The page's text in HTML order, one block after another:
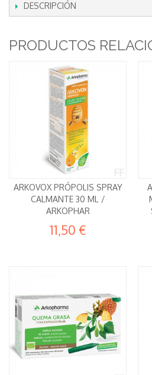
DESCRIPCIÓN
PRODUCTOS
ARKOVOX PRÓPOLIS SPRAY
CALMANTE 30 ML /
ARKOPHAR
11,50 €